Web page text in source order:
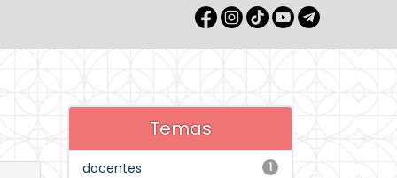
Temas
1
docentes